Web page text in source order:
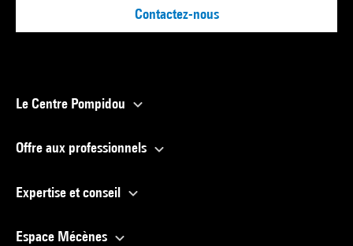
Contactez-nous
Le Centre Pompidou
Offre aux professionnels
Expertise et conseil
Espace Mécènes